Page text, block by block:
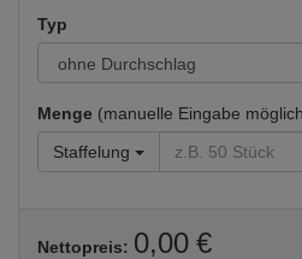
Typ
Menge (manuelle Eingabe
Staffelung
Nettopreis: 0,00 €